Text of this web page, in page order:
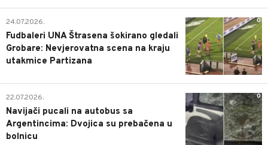
0
24.07.2026.
Fudbaleri UNA Štrasena šokirano gledali
Grobare: Nevjerovatna scena na kraju
utakmice Partizana
0
22.07.2026.
Navijači pucali na autobus sa
Argentincima: Dvojica su prebačena u
bolnicu